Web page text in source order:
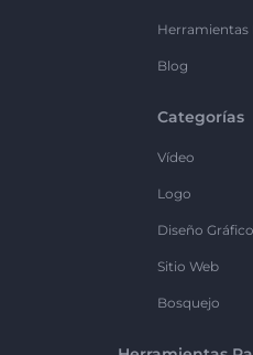
Herramientas
Blog
Categorías
Vídeo
Logo
Diseño Gráfico
Sitio Web
Bosquejo